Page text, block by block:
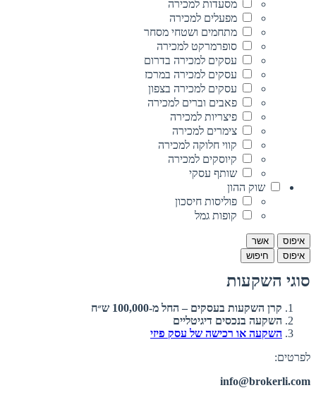
מסעדות למכירה
מפעלים למכירה
מתחמים ושטחי מסחר
סופרמרקט למכירה
עסקים למכירה בדרום
עסקים למכירה במרכז
עסקים למכירה בצפון
פאבים וברים למכירה
פיצריות למכירה
צימרים למכירה
קווי חלוקה למכירה
קיוסקים למכירה
שותף עסקי
שוק ההון
פוליסות חיסכון
קופות גמל
איפוס
אשר
איפוס
חיפוש
סוגי השקעות
קרן השקעות בעסקים – החל מ-100,000 ש״ח
השקעה בנכסים דיגיטליים
השקעה או רכישה של עסק פיזי
לפרטים:
info@brokerli.com